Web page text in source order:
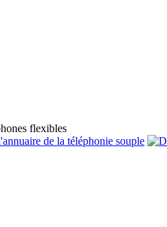
flexibles